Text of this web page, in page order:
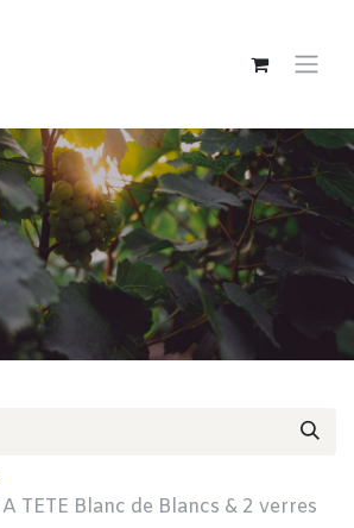
TETE Blanc de Blancs & 2 verres